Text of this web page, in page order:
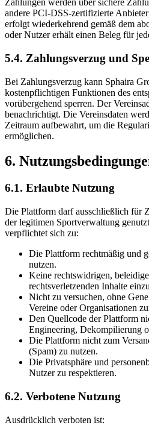
Zahlungen werden über sichere
andere PCI-DSS-zertifizierte
erfolgt wiederkehrend gemäß dem
oder Nutzer erhält einen Beleg für
5.4. Zahlungsverzug und
Bei Zahlungsverzug kann Sphaira
kostenpflichtigen Funktionen des
vorübergehend sperren. Der
benachrichtigt. Die Vereinsdaten
Zeitraum aufbewahrt, um die
ermöglichen.
6.
6.1. Erlaubte Nutzung
Die Plattform darf ausschließlich für
der legitimen Sportverwaltung
verpflichtet sich zu:
Die Plattform rechtmäßig und
nutzen.
Keine rechtswidrigen,
rechtsverletzenden Inhalte
Nicht zu versuchen, ohne
Vereine oder Organisationen
Den Quellcode der Plattform
Engineering, Dekompilierung
Die Plattform nicht zum
(Spam) zu nutzen.
Die Privatsphäre und
Nutzer zu respektieren.
6.2. Verbotene Nutzung
Ausdrücklich verboten ist: